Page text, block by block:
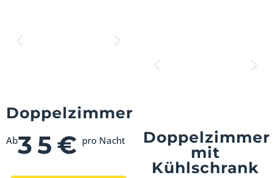
Doppelzimmer
Ab35€ pro Nacht
Doppelzimmer
mit
Kühlschrank